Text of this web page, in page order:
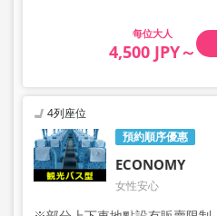
大人
4,500 JPY～
預約順序優惠
4列座位
ECONOMY
女性安心